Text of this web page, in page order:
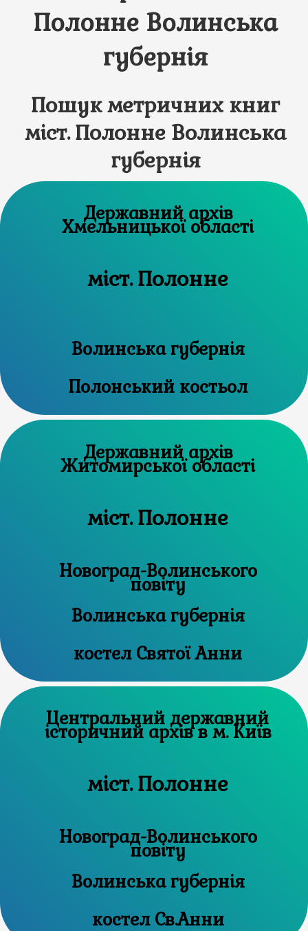
Полонне Волинська
губернія
Пошук метричних книг
міст. Полонне Волинська
губернія
Державний архів
Хмельницької області
міст. Полонне
Волинська губернія
Полонський костьол
Державний архів
Житомирської області
міст. Полонне
Новоград-Волинського
повіту
Волинська губернія
костел Святої Анни
Центральний державний
історичний архів в м. Київ
міст. Полонне
Новоград-Волинського
повіту
Волинська губернія
костел Св.Анни